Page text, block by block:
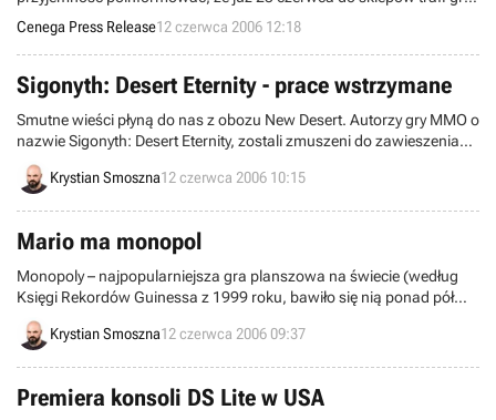
Call of Cthulhu: Mroczne Zakątki Świata. Umieszczona w realiach
prozy Howarda Phillipsa Lovecrafta, premierowa gra studia
Headfirst, wydana zostanie w ramach inicjatywy Rewolucja
Cenowa, w polskiej wersji językowej z napisami i rewelacyjnie niskiej
cenie - 29,90 złotych
Cenega Press Release12 czerwca 2006 12:18
Sigonyth: Desert Eternity - prace wstrzymane
Smutne wieści płyną do nas z obozu New Desert. Autorzy gry MMO o
nazwie Sigonyth: Desert Eternity, zostali zmuszeni do zawieszenia
tego projektu. Głównym powodem tej decyzji jest brak pieniędzy na
dalsze rozwijanie produkcji.
Krystian Smoszna12 czerwca 2006 10:15
Mario ma monopol
Monopoly – najpopularniejsza gra planszowa na świecie (według
Księgi Rekordów Guinessa z 1999 roku, bawiło się nią ponad pół
miliarda ludzi) – doczeka się specjalnej edycji, w której główna rolę
odegrają bohaterowie gier produkowanych przez firmę Nintendo.
Krystian Smoszna12 czerwca 2006 09:37
Premiera konsoli DS Lite w USA